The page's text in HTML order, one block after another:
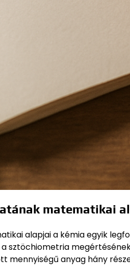
matematikai
alapjai a kémia egyik
sztöchiometria
mennyiségű anyag hány